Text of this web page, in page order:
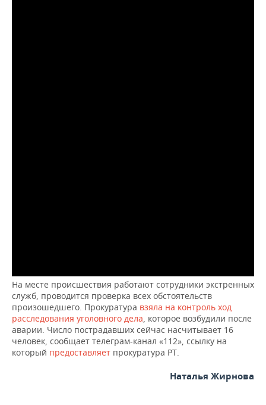
На месте происшествия работают сотрудники экстренных
служб, проводится проверка всех обстоятельств
произошедшего. Прокуратура взяла на контроль ход
расследования уголовного дела, которое возбудили после
аварии. Число пострадавших сейчас насчитывает 16
человек, сообщает телеграм-канал «112», ссылку на
который предоставляет прокуратура РТ.
Наталья Жирнова